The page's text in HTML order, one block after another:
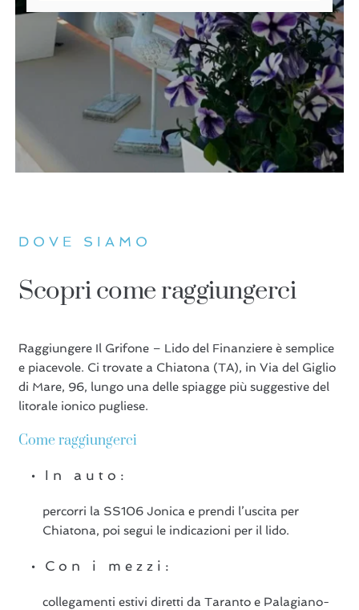
DOVE SIAMO
Scopri come raggiungerci
Raggiungere Il Grifone – Lido del Finanziere è semplice
e piacevole. Ci trovate a Chiatona (TA), in Via del Giglio
di Mare, 96, lungo una delle spiagge più suggestive del
litorale ionico pugliese.
Come raggiungerci
In auto:
percorri la SS106 Jonica e prendi l’uscita per
Chiatona, poi segui le indicazioni per il lido.
Con i mezzi:
collegamenti estivi diretti da Taranto e Palagiano-